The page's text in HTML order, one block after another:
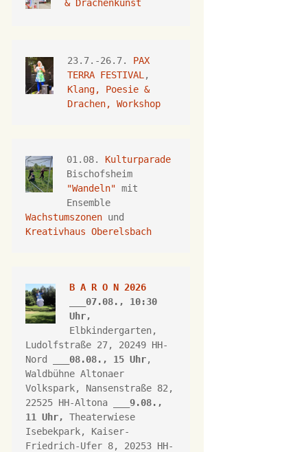
& Drachenkunst
23.7.-26.7.
PAX
TERRA FESTIVAL
Klang, Poesie &
Drachen, Workshop
01.08. Kulturparade
"Wandeln" mit
Wachstumszonen
Kreativhaus Oberelsbach
B A R O N 2026
___07.08., 10:30
Uhr,
Elbkindergarten,
Ludolfstraße 27, 20249 HH-
Nord ___ 08.08., 15 Uhr
Waldbühne Altonaer
Volkspark, Nansenstraße 82,
22525 HH-Altona
9.08.,
11 Uhr,
Theaterwiese
Isebekpark, Kaiser-
Friedrich-Ufer 8, 20253 HH-